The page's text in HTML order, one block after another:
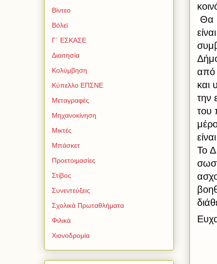
από
και
την
του
Το
Βίντεο
Βόλεϊ
Γ΄ ΕΣΚΑΣΕ
Διαιτησία
Κολύμβηση
Κύπελλο ΕΠΣΝΕ
Μεταγραφές
Μηχανοκίνηση
Μικτές
Μπάσκετ
Προετοιμασίες
Στίβος
Συνεντεύξεις
Σχολικά Πρωταθλήματα
Φιλικά
Χιονοδρομία